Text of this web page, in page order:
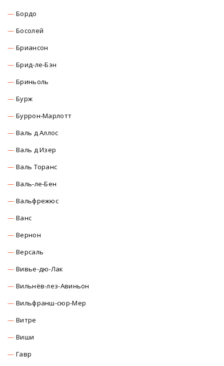
Бордо
Босолей
Бриансон
Брид-ле-Бэн
Бриньоль
Бурж
Буррон-Марлотт
Валь д Аллос
Валь д Изер
Валь Торанс
Валь-ле-Бен
Вальфрежюс
Ванс
Вернон
Версаль
Вивье-дю-Лак
Вильнёв-лез-Авиньон
Вильфранш-сюр-Мер
Витре
Виши
Гавр